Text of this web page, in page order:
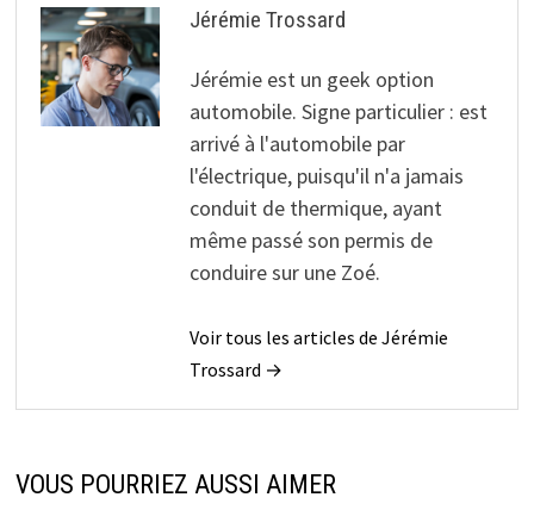
Jérémie Trossard
Jérémie est un geek option
automobile. Signe particulier : est
arrivé à l'automobile par
l'électrique, puisqu'il n'a jamais
conduit de thermique, ayant
même passé son permis de
conduire sur une Zoé.
Voir tous les articles de Jérémie
Trossard →
VOUS POURRIEZ AUSSI AIMER